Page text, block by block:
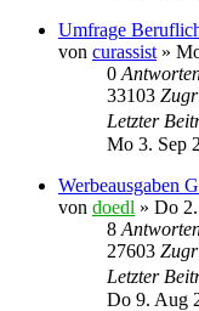
Umfrage
von curassist »
0
33103
Letzter
Mo 3. Sep
Werbeausgaben
von doedl » Do
8
27603
Letzter
Do 9. Aug